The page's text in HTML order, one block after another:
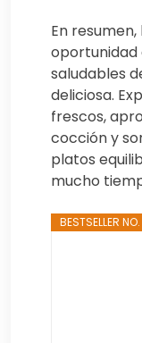
En
saludables
deliciosa.
frescos,
cocción y
platos
mucho
BESTSELLER NO.